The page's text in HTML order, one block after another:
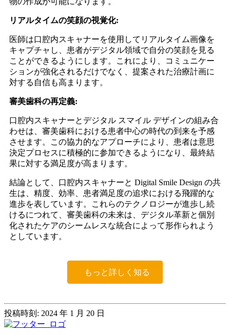
リアルタイムの笑顔の視覚化:
医師は口腔内スキャナーを使用してリアルタイム画像を
キャプチャし、患者がデジタル領域で自分の笑顔を見る
ことができるようにします。これにより、コミュニケー
ションが強化されるだけでなく、提案された治療計画に
対する自信も高まります。
審美歯科の再定義:
口腔内スキャナーとデジタル スマイル デザインの組み合
わせは、審美歯科における患者中心の時代の到来を予感
させます。この協力的なアプローチにより、患者は意思
決定プロセスに積極的に参加できるようになり、最終結
果に対する満足度が高まります。
結論として、口腔内スキャナーと Digital Smile Design の共
生は、精度、効率、患者満足度の追求における飛躍的な
進歩を表しています。これらのテクノロジーが進歩し続
けるにつれて、審美歯科の未来は、デジタル革新と個別
化されたケアのシームレスな統合によって形作られよう
としています。
もっと詳しく知る
投稿時刻: 2024 年 1 月 20 日